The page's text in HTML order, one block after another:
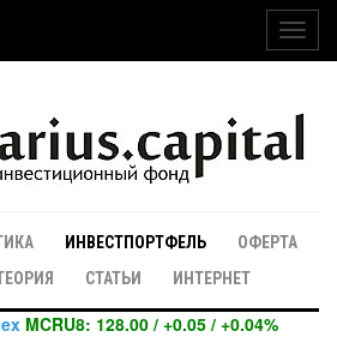
ИНВЕСТПОРТФЕЛЬ
ОФЕРТА
СТАТЬИ ИНТЕРНЕТ
MCRU8: 128.00 / +0.05 / +0.04%